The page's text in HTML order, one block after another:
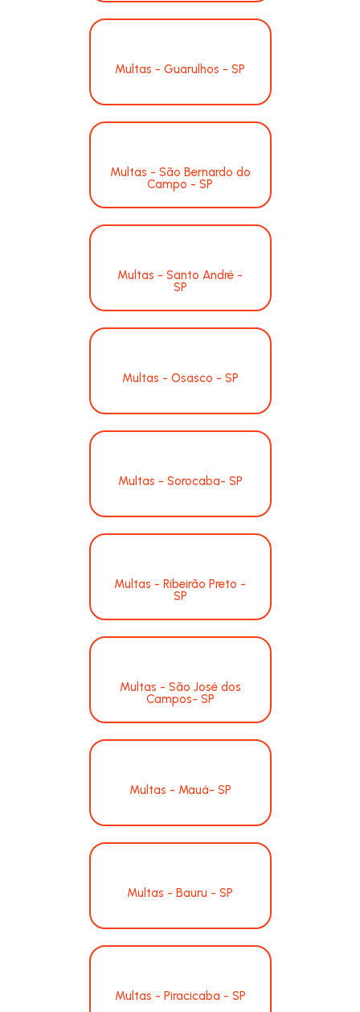
Multas - Guarulhos - SP
Multas - São Bernardo do
Campo - SP
Multas - Santo André -
SP
Multas - Osasco - SP
Multas - Sorocaba- SP
Multas - Ribeirão Preto -
SP
Multas - São José dos
Campos- SP
Multas - Mauá- SP
Multas - Bauru - SP
Multas - Piracicaba - SP